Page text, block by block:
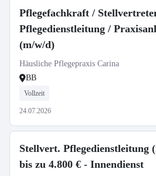
Pflegefachkraft /
Pflegedienstleitung /
(m/w/d)
Häusliche Pflegepraxis Carina
BB
Vollzeit
24.07.2026
Stellvert. Pflegedienstleitung
bis zu 4.800 € - Innendienst